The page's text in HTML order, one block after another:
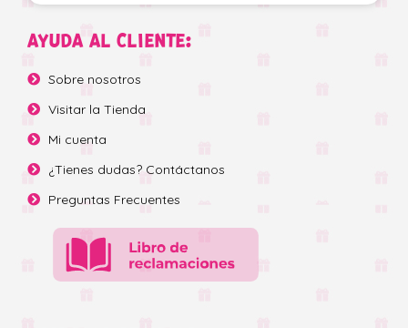
AYUDA AL CLIENTE:
Sobre nosotros
Visitar la Tienda
Mi cuenta
¿Tienes dudas? Contáctanos
Preguntas Frecuentes